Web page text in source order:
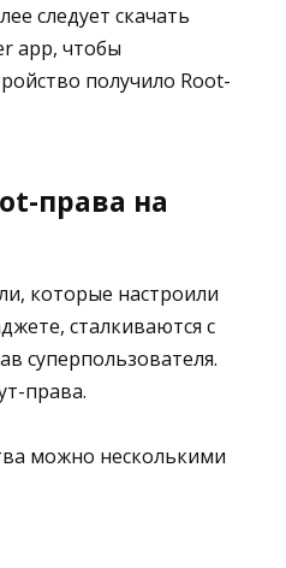
следует скачать
app, чтобы
получило Root-
права на
которые настроили
сталкиваются с
суперпользователя.
права.
можно несколькими